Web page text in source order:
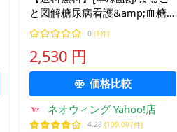
と図解糖尿病看護&amp;血糖
コントロール オールカラ土方
ふじ子/編著 河合俊英/
0 (1件)
2,530 円
価格比較
ネオウィング Yahoo!店
4.28 (109,007件)